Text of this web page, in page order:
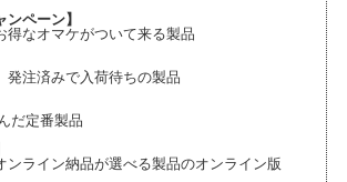
ンペーン】
得なオマケがついて来る製品
発注済みで入荷待ちの製品
だ定番製品
ンライン納品が選べる製品のオンライン版